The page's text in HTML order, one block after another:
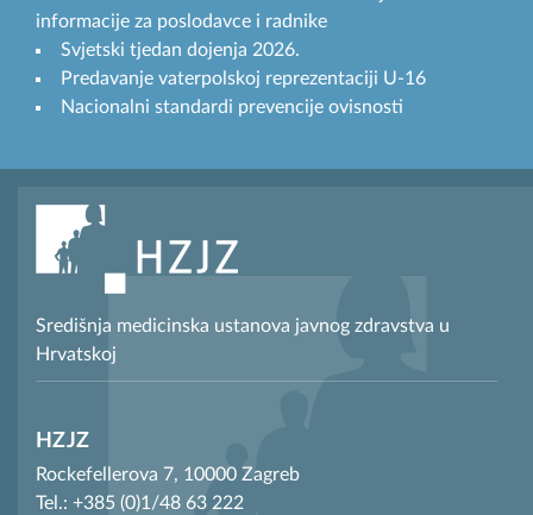
informacije za poslodavce i radnike
Svjetski tjedan dojenja 2026.
Predavanje vaterpolskoj reprezentaciji U-16
Nacionalni standardi prevencije ovisnosti
Središnja medicinska ustanova javnog zdravstva u
Hrvatskoj
HZJZ
Rockefellerova 7, 10000 Zagreb
Tel.: +385 (0)1/48 63 222